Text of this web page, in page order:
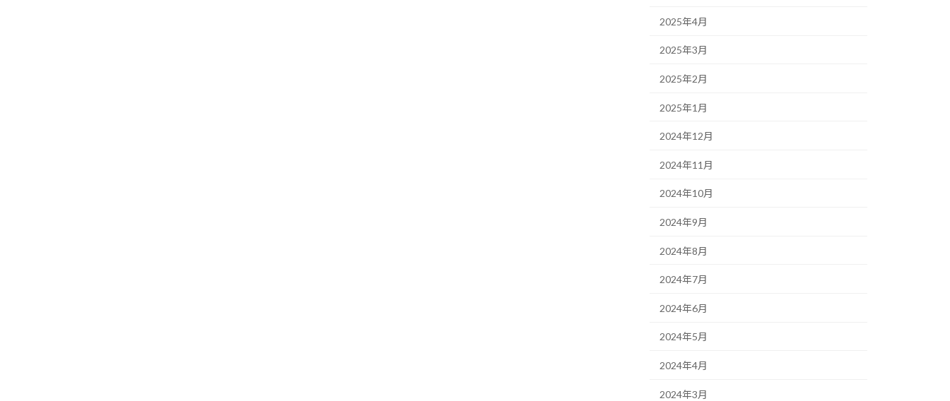
2025年4月
2025年3月
2025年2月
2025年1月
2024年12月
2024年11月
2024年10月
2024年9月
2024年8月
2024年7月
2024年6月
2024年5月
2024年4月
2024年3月